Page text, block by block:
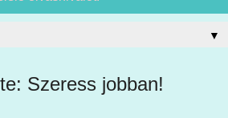
▼
Szeress jobban!